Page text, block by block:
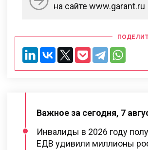
на сайте www.garant.ru
Важное за сегодня, 7
Инвалиды в 2026 году
ЕДВ удивили миллионы